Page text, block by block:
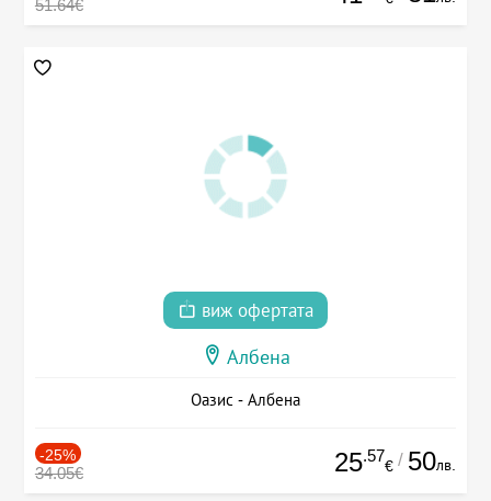
51.64€
виж офертата
Албена
Оазис - Албена
-25%
34.05€ 25.57
€ / 50лв.